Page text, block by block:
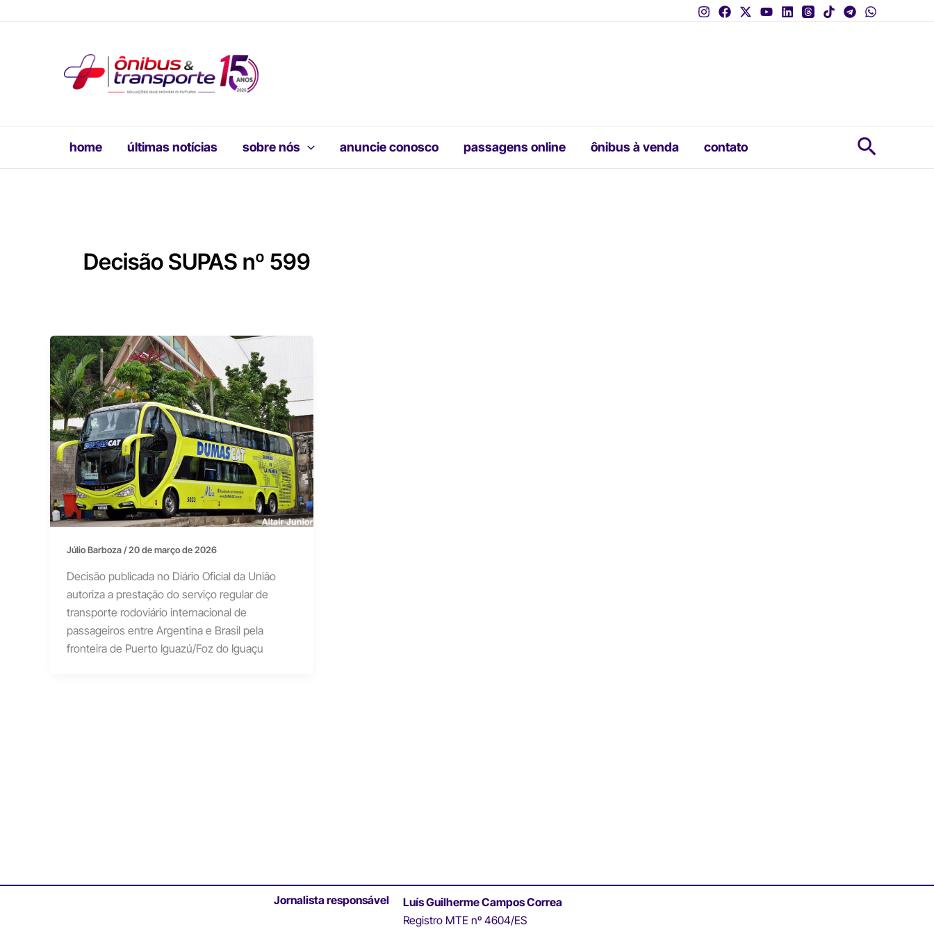
home últimas notícias sobre nós anuncie conosco passagens online ônibus à venda contato
Decisão SUPAS nº 599
Júlio Barboza/20 de março de 2026
Decisão publicada no Diário Oficial da União
autoriza a prestação do serviço regular de
transporte rodoviário internacional de
passageiros entre Argentina e Brasil pela
fronteira de Puerto Iguazú/Foz do Iguaçu
Jornalista responsável
Luís Guilherme Campos Correa
Registro MTE nº 4604/ES